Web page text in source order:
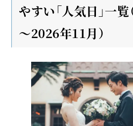
やすい「人気日」一
～2026年11月）